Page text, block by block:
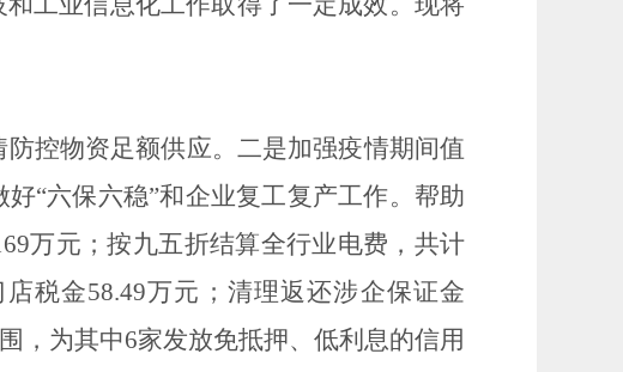
控物资足额供应。 二是加强疫情期间值
好“六保六稳”和企业复工复产工作。帮助
万元；按九五折结算全行业电费，共计
税金58.49万元；清理返还涉企保证金
，为其中6家发放免抵押、低利息的信用